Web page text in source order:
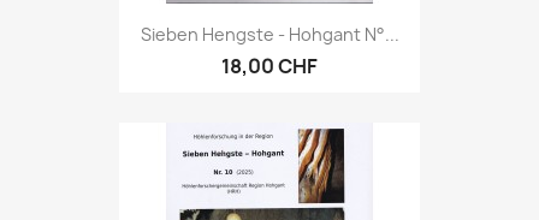
Sieben Hengste - Hohgant N°...
18,00 CHF